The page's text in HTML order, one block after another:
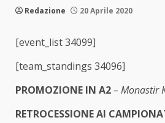
Redazione 20 Aprile 2020
[event_list 34099]
[team_standings 34096]
PROMOZIONE IN A2– Monastir
RETROCESSIONE AI